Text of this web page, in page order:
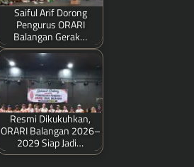
Saiful Arif Dorong
Pengurus ORARI
Balangan Gerak…
Resmi Dikukuhkan,
ORARI Balangan 2026–
2029 Siap Jadi…